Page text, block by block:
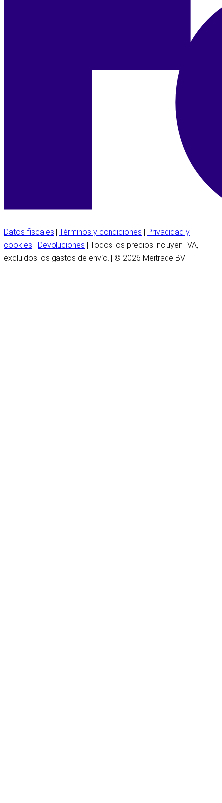
Datos fiscales Términos y condiciones
Privacidad y
cookies
Devoluciones | Todos los precios incluyen IVA,
excluidos los gastos de envío. | © 2026 Meitrade BV